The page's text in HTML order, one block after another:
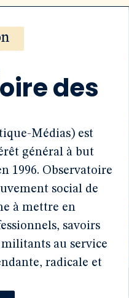
des
Médias) est
général à but
1996. Observatoire
social de
à mettre en
savoirs
au service
radicale et